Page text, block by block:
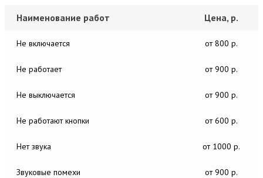
Наименование работ Цена, р.
Не включается от 800 р.
Не работает от 900 р.
Не выключается от 900 р.
Не работают кнопки от 600 р.
Нет звука от 1000 р.
Звуковые помехи от 900 р.